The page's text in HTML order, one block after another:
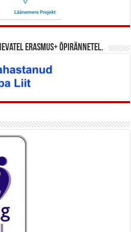
Erasmus+ õpirännetel.